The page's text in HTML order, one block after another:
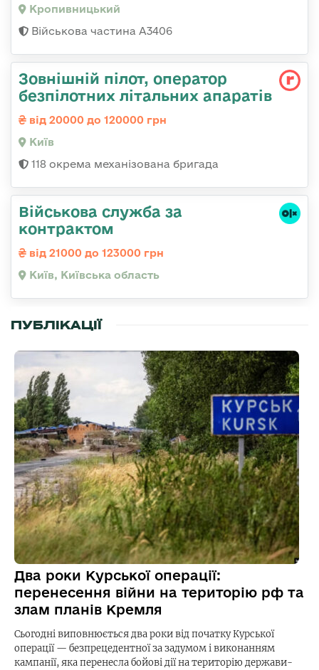
Кропивницький
Військова частина А3406
Зовнішній пілот, оператор
безпілотних літальних апаратів
від 20000 до 120000 грн
Київ
118 окрема механізована бригада
Військова служба за
контрактом
від 21000 до 123000 грн
Київ, Київська область
ПУБЛІКАЦІЇ
Два роки Курської операції:
перенесення війни на територію рф та
злам планів Кремля
Сьогодні виповнюється два роки від початку Курської
операції — безпрецедентної за задумом і виконанням
кампанії, яка перенесла бойові дії на територію держави-